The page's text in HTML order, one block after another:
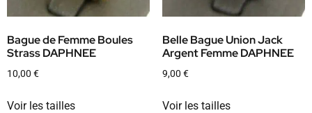
Bague de Femme Boules
Strass DAPHNEE
10,00 €
Voir les tailles
Belle Bague Union Jack
Argent Femme DAPHNEE
9,00 €
Voir les tailles